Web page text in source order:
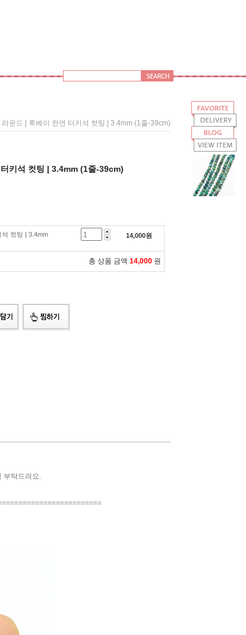
라운드 | 후베이 천연 터키석 컷팅 | 3.4mm (1줄-39cm)
키석 컷팅 | 3.4mm (1줄-39cm)
컷팅 | 3.4mm
14,000원
총 상품 금액 14,000 원
부탁드려요.